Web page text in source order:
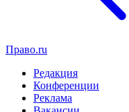
Право.ru
Редакция
Конференции
Реклама